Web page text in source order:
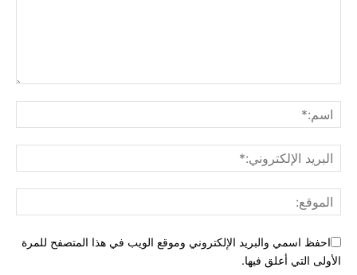
احفظ اسمي والبريد الإلكتروني وموقع الويب في هذا المتصفح للمرة
الأولى التي أعلق فيها.